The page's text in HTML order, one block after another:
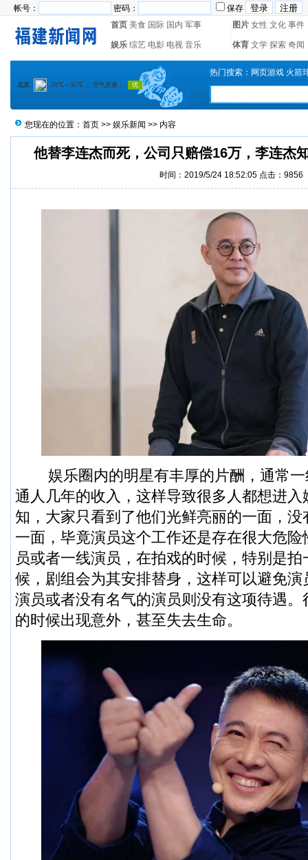
帐号： 密码：
保存
首页 美食 国际 国内 军事 图片 女性 文化 事件
娱乐 综艺 电影 电视 音乐 体育 文学 探索 奇闻
热门搜索： 网页游戏 火箭
您现在的位置： 首页 >> 娱乐新闻 >> 内容
他替李连杰而死，公司只赔偿16万，李连杰
时间：2019/5/24 18:52:05 点击：9856
娱乐圈内的明星有丰厚的片酬，通常一
通人几年的收入，这样导致很多人都想进
知，大家只看到了他们光鲜亮丽的一面，
一面，毕竟演员这个工作还是存在很大危
员或者一线演员，在拍戏的时候，特别是
候，剧组会为其安排替身，这样可以避免
演员或者没有名气的演员则没有这项待遇
的时候出现意外，甚至失去生命。